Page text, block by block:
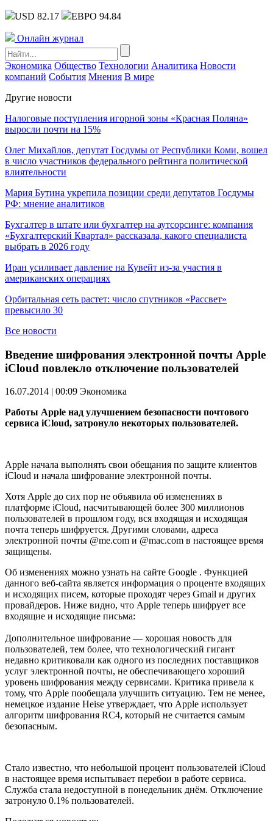
USD 82.17 ЕВРО 94.84
Онлайн журнал
Экономика Общество Технологии Аналитика Новости
компаний События Мнения В мире
Другие новости
Налоговые поступления игорной зоны «Красная Поляна»
выросли почти на 15%
Олег Михайлов, депутат Госдумы от Республики Коми, вошел
в число участников федерального рейтинга политической
влиятельности
Мария Бутина укрепила позиции среди депутатов Госдумы
РФ: мнение аналитиков
Бухгалтер в штате или бухгалтер на аутсорсинге: компания
«Бухгалтерский Квартал» рассказала, какого специалиста
выбрать в 2026 году
Иран усиливает давление на Кувейт из-за участия в
американских операциях
Орбитальная сеть растет: число спутников «Рассвет»
превысило 30
Все новости
Введение шифрования электронной почты Apple
iCloud повлекло отключение пользователей
16.07.2014 | 00:09 Экономика
Работы Apple над улучшением безопасности почтового
сервиса iCloud, затронуло некоторых пользователей.
Apple начала выполнять свои обещания по защите клиентов
iCloud и начала шифрование электронной почты.
Хотя Apple до сих пор не объявила об изменениях в
платформе iCloud, насчитывающей более 300 миллионов
пользователей в прошлом году, вся входящая и исходящая
почта теперь шифруется. Другими словами, адреса
электронной почты @me.com и @mac.com в настоящее время
защищены.
Об изменениях можно узнать на сайте Google . Функцией
данного веб-сайта является информация о проценте входящих
и исходящих писем, которые проходят через Gmail и других
провайдеров. Ниже видно, что Apple теперь шифрует все
входящие и исходящие письма:
Дополнительное шифрование — хорошая новость для
пользователей, тем более, что технологический гигант
недавно критиковали как одного из последних поставщиков
услуг электронной почты, не обеспечивающего хороший
уровень шифрования между сервисами. Критика привела к
тому, что Apple пообещала улучшить ситуацию. Тем не менее,
немецкое издание Heise утверждает, что Apple использует
алгоритм шифрования RC4, который не считается самым
безопасным.
Стало известно, что небольшой процент пользователей iCloud
в настоящее время испытывает перебои в работе сервиса.
Служба стала недоступной в понедельник днём. Отключение
затронуло 0.1% пользователей.